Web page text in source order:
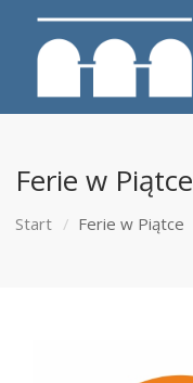
Ferie w Piątce
Start Ferie w Piątce